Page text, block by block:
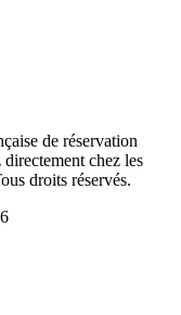
de réservation
chez les
droits réservés.